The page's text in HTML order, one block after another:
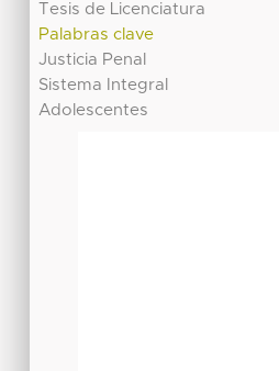
Tesis de Licenciatura
Palabras clave
Justicia Penal
Sistema Integral
Adolescentes